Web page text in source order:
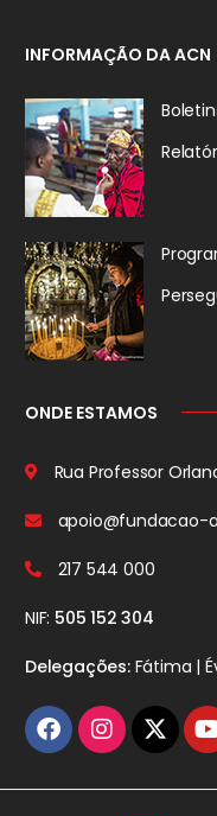
INFORMAÇÃO DA ACN
ONDE ESTAMOS
Rua Professor
apoio@fundacao-
217 544 000
NIF: 505 152 304
Delegações:Fátima |